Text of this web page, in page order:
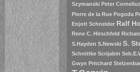
Szymanski Peter
Pierre de la Rue Pogoda
Enjott Schneider Ralf
Rene C. Hirschfeld
S.Hayden S.Newski S.
Schnittke Scrijabin
Gwyn Pritchard